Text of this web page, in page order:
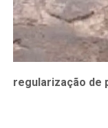
regularização de